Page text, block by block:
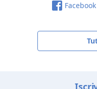
Facebook